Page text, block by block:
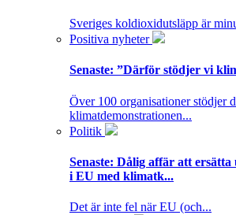
Sveriges koldioxidutsläpp är
Positiva nyheter
Senaste: ”Därför stödjer vi
Över 100 organisationer stödjer
klimatdemonstrationen...
Politik
Senaste: Dålig affär att ersätta
i EU med klimatk...
Det är inte fel när EU (och...